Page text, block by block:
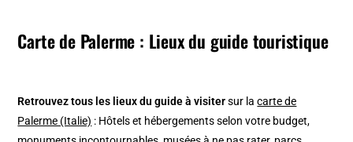
Carte de Palerme : Lieux du guide touristique
Retrouvez tous les lieux du guide à visitersur lacarte de
Palerme (Italie) : Hôtels et hébergements selon votre budget,